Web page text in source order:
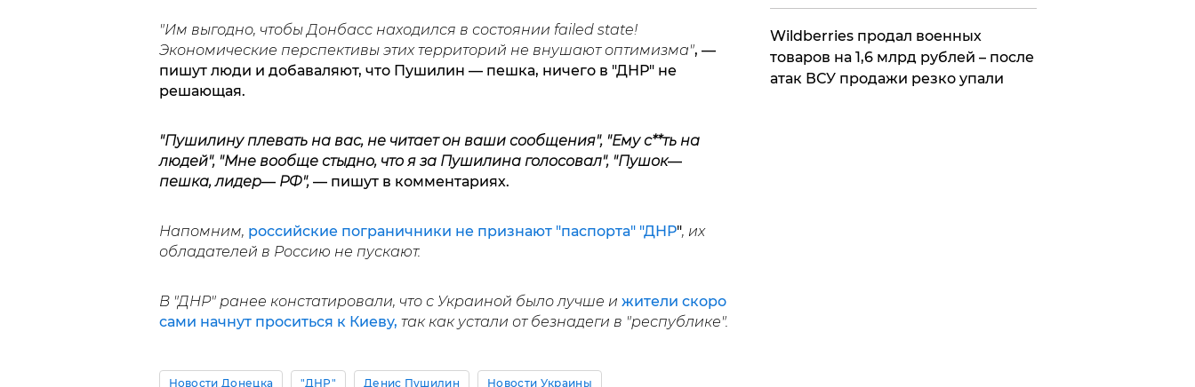
"Им выгодно, чтобы Донбасс находился в состоянии failed state!
Экономические перспективы этих территорий не внушают оптимизма", —
пишут люди и добаваляют, что Пушилин — пешка, ничего в "ДНР" не
решающая.
"Пушилину плевать на вас, не читает он ваши сообщения", "Ему с**ть на
людей", "Мне вообще стыдно, что я за Пушилина голосовал", "Пушок—
пешка, лидер— РФ", — пишут в комментариях.
Напомним, российские пограничники не признают "паспорта" "ДНР", их
обладателей в Россию не пускают.
В "ДНР" ранее констатировали, что с Украиной было лучше и жители скоро
сами начнут проситься к Киеву, так как устали от безнадеги в "республике".
Новости Донецка "ДНР" Денис Пушилин Новости Украины
​Wildberries продал военных
товаров на 1,6 млрд рублей – после
атак ВСУ продажи резко упали